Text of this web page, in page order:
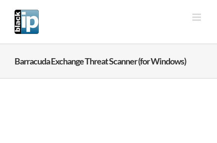
naar
inhoud
Barracuda Exchange Threat Scanner (for Windows)